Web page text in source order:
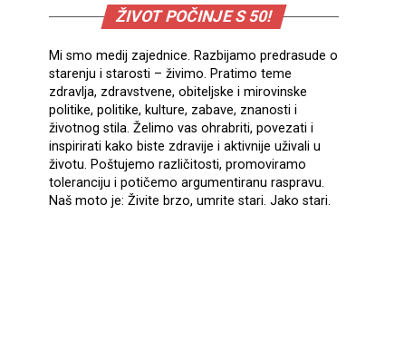
ŽIVOT POČINJE S 50!
Mi smo medij zajednice. Razbijamo predrasude o
starenju i starosti – živimo. Pratimo teme
zdravlja, zdravstvene, obiteljske i mirovinske
politike, politike, kulture, zabave, znanosti i
životnog stila. Želimo vas ohrabriti, povezati i
inspirirati kako biste zdravije i aktivnije uživali u
životu. Poštujemo različitosti, promoviramo
toleranciju i potičemo argumentiranu raspravu.
Naš moto je: Živite brzo, umrite stari. Jako stari.